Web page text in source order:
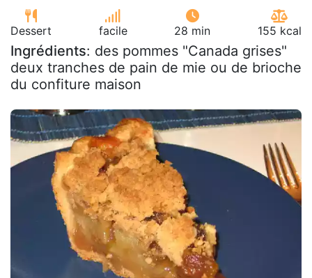
Dessert facile 28 min 155 kcal
Ingrédients: des pommes "Canada grises"
deux tranches de pain de mie ou de brioche
du confiture maison